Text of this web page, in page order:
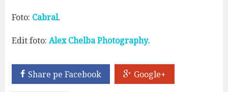
Foto: Cabral.
Edit foto: Alex Chelba Photography.
Share pe Facebook Google+